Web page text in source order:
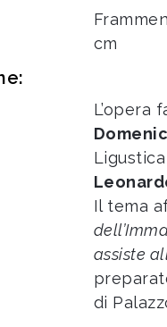
cm
L’opera
Il tema
assiste
di